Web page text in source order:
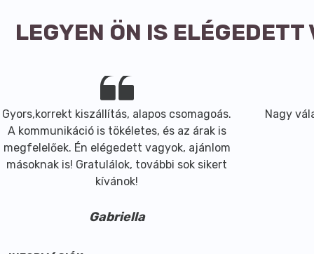
LEGYEN ÖN IS
Gyors,korrekt kiszállítás, alapos csomagoás.
A kommunikáció is tökéletes, és az árak is
megfelelőek. Én elégedett vagyok, ajánlom
másoknak is! Gratulálok, további sok sikert
kívánok!
Gabriella
Nagy